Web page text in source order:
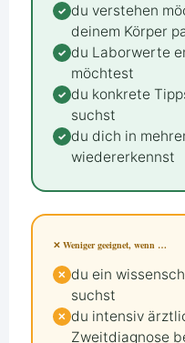
du verstehen
deinem Körper
du Laborwerte
möchtest
du konkrete
suchst
du dich in
wiedererkennst
✕ Weniger geeignet, wenn …
du ein
suchst
du intensiv
Zweitdiagnose